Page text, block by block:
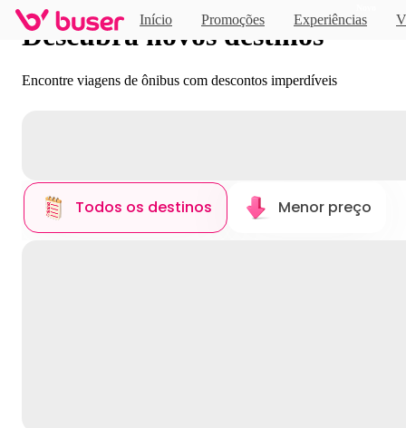
Início Promoções Experiências
Descubra novos destinos
Encontre viagens de ônibus com descontos imperdíveis
Todos os destinos Menor preço